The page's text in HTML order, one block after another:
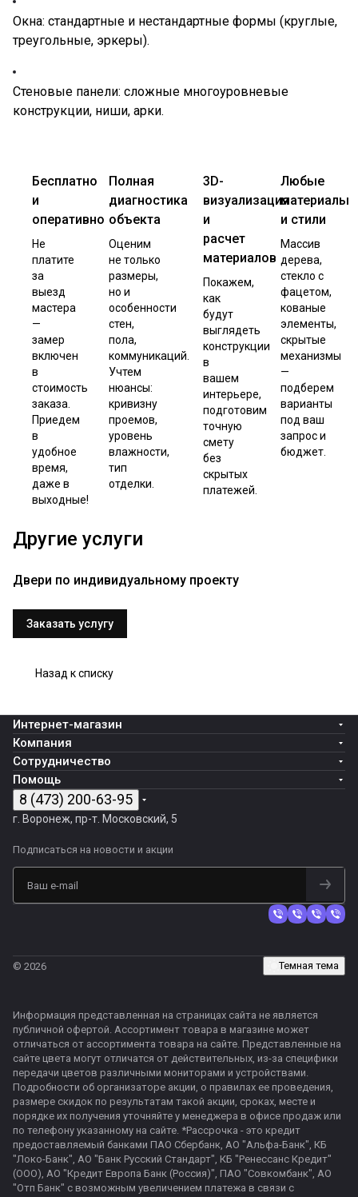
Окна: стандартные и нестандартные формы (круглые,
треугольные, эркеры).
Стеновые панели: сложные многоуровневые
конструкции, ниши, арки.
Бесплатно
и
оперативно
Не
платите
за
выезд
мастера
—
замер
включен
в
стоимость
заказа.
Приедем
в
удобное
время,
даже в
выходные!
Полная
диагностика
объекта
Оценим
не только
размеры,
но и
особенности
стен,
пола,
коммуникаций.
Учтем
нюансы:
кривизну
проемов,
уровень
влажности,
тип
отделки.
3D-
визуализация
и
расчет
материалов
Покажем,
как
будут
выглядеть
конструкции
в
вашем
интерьере,
подготовим
точную
смету
без
скрытых
платежей.
Любые
материалы
и стили
Массив
дерева,
стекло с
фацетом,
кованые
элементы,
скрытые
механизмы
—
подберем
варианты
под ваш
запрос и
бюджет.
Другие услуги
Двери по индивидуальному проекту
Заказать услугу
Назад к списку
Интернет-магазин
Компания
Сотрудничество
Помощь
8 (473) 200-63-95
г. Воронеж, пр-т. Московский, 5
Подписаться на новости и акции
© 2026 Темная тема
Информация представленная на страницах сайта не является
публичной офертой. Ассортимент товара в магазине может
отличаться от ассортимента товара на сайте. Представленные на
сайте цвета могут отличатся от действительных, из-за специфики
передачи цветов различными мониторами и устройствами.
Подробности об организаторе акции, о правилах ее проведения,
размере скидок по результатам такой акции, сроках, месте и
порядке их получения уточняйте у менеджера в офисе продаж или
по телефону указанному на сайте. *Рассрочка - это кредит
предоставляемый банками ПАО Сбербанк, АО "Альфа-Банк", КБ
"Локо-Банк", АО "Банк Русский Стандарт", КБ "Ренессанс Кредит"
(ООО), АО "Кредит Европа Банк (Россия)", ПАО "Совкомбанк", АО
"Отп Банк" с возможным увеличением платежа в связи с